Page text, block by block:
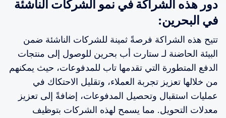
دور هذه الشراكة في نمو الشركات الناشئة
في البحرين:
تتيح هذه الشراكة فرصةً ثمينة للشركات الناشئة ضمن
البيئة الحاضنة لـ ستارت أب بحرين للوصول إلى منتجات
الدفع المتطورة التي تقدمها تاب للمدفوعات، حيث يمكنهم
من خلالها تعزيز تجربة العملاء، وتقليل الاحتكاك في
عمليات استقبال وتحصيل المدفوعات، إضافةً إلى تعزيز
معدلات التحويل. مما يسمح لهذه الشركات بتوظيف